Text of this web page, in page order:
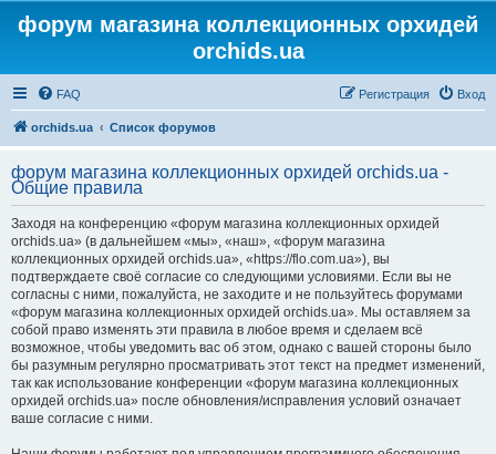
форум магазина коллекционных орхидей
orchids.ua
FAQ Вход
Регистрация
orchids.ua Список форумов
форум магазина коллекционных орхидей orchids.ua -
Общие правила
Заходя на конференцию «форум магазина коллекционных орхидей
orchids.ua» (в дальнейшем «мы», «наш», «форум магазина
коллекционных орхидей orchids.ua», «https://flo.com.ua»), вы
подтверждаете своё согласие со следующими условиями. Если вы не
согласны с ними, пожалуйста, не заходите и не пользуйтесь форумами
«форум магазина коллекционных орхидей orchids.ua». Мы оставляем за
собой право изменять эти правила в любое время и сделаем всё
возможное, чтобы уведомить вас об этом, однако с вашей стороны было
бы разумным регулярно просматривать этот текст на предмет изменений,
так как использование конференции «форум магазина коллекционных
орхидей orchids.ua» после обновления/исправления условий означает
ваше согласие с ними.